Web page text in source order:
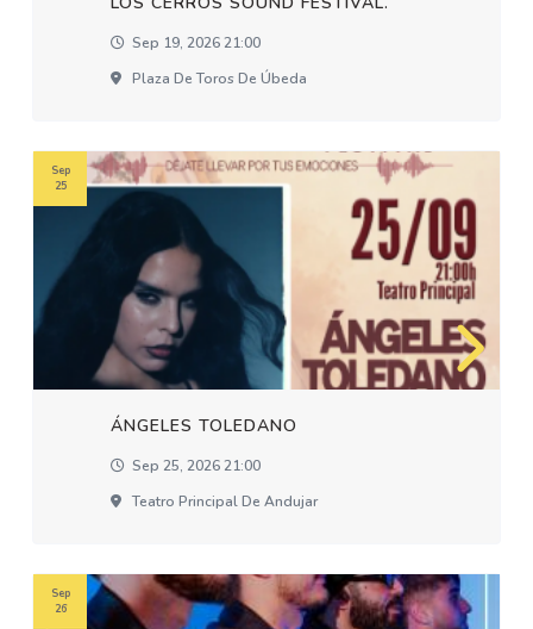
Sep 19, 2026 21:00
Plaza De Toros De Úbeda
ÁNGELES TOLEDANO
Sep 25, 2026 21:00
Teatro Principal De Andujar
Sep
25
Sep
26